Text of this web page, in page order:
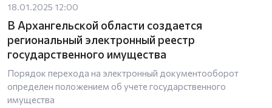
18.01.2025 12:00
В Архангельской области создается
региональный электронный реестр
государственного имущества
Порядок перехода на электронный документооборот
определен положением об учете государственного
имущества